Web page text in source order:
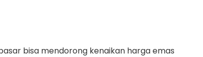
bisa mendorong kenaikan harga emas